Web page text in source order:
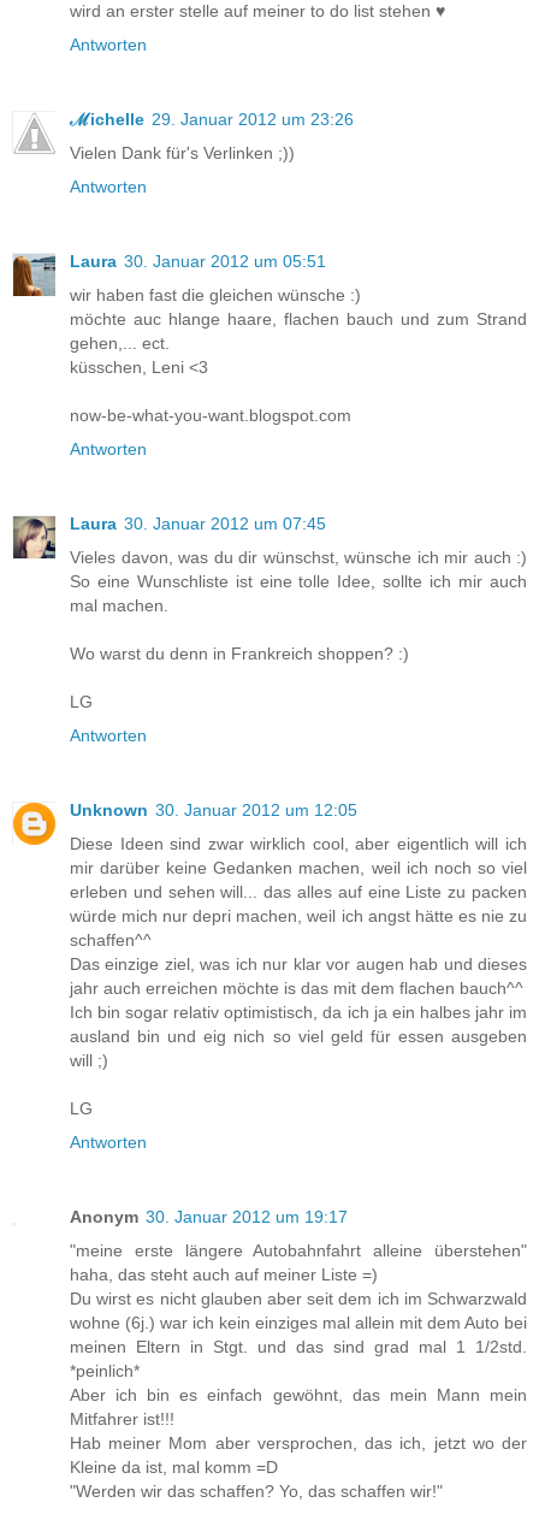
wird an erster stelle auf meiner to do list stehen ♥
Antworten
ℳichelle 29. Januar 2012 um 23:26
Vielen Dank für's Verlinken ;))
Antworten
Laura 30. Januar 2012 um 05:51
wir haben fast die gleichen wünsche :)
möchte auc hlange haare, flachen bauch und zum Strand
gehen,... ect.
küsschen, Leni <3
now-be-what-you-want.blogspot.com
Antworten
Laura 30. Januar 2012 um 07:45
Vieles davon, was du dir wünschst, wünsche ich mir auch :)
So eine Wunschliste ist eine tolle Idee, sollte ich mir auch
mal machen.
Wo warst du denn in Frankreich shoppen? :)
LG
Antworten
Unknown 30. Januar 2012 um 12:05
Diese Ideen sind zwar wirklich cool, aber eigentlich will ich
mir darüber keine Gedanken machen, weil ich noch so viel
erleben und sehen will... das alles auf eine Liste zu packen
würde mich nur depri machen, weil ich angst hätte es nie zu
schaffen^^
Das einzige ziel, was ich nur klar vor augen hab und dieses
jahr auch erreichen möchte is das mit dem flachen bauch^^
Ich bin sogar relativ optimistisch, da ich ja ein halbes jahr im
ausland bin und eig nich so viel geld für essen ausgeben
will ;)
LG
Antworten
Anonym 30. Januar 2012 um 19:17
"meine erste längere Autobahnfahrt alleine überstehen"
haha, das steht auch auf meiner Liste =)
Du wirst es nicht glauben aber seit dem ich im Schwarzwald
wohne (6j.) war ich kein einziges mal allein mit dem Auto bei
meinen Eltern in Stgt. und das sind grad mal 1 1/2std.
*peinlich*
Aber ich bin es einfach gewöhnt, das mein Mann mein
Mitfahrer ist!!!
Hab meiner Mom aber versprochen, das ich, jetzt wo der
Kleine da ist, mal komm =D
"Werden wir das schaffen? Yo, das schaffen wir!"